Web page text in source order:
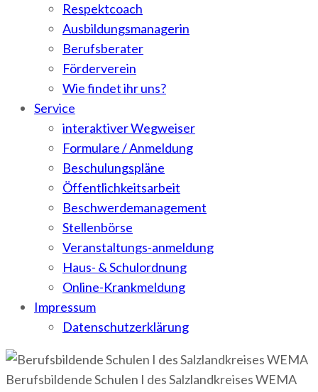
Respektcoach
Ausbildungsmanagerin
Berufsberater
Förderverein
Wie findet ihr uns?
Service
interaktiver Wegweiser
Formulare / Anmeldung
Beschulungspläne
Öffentlichkeitsarbeit
Beschwerdemanagement
Stellenbörse
Veranstaltungs-anmeldung
Haus- & Schulordnung
Online-Krankmeldung
Impressum
Datenschutzerklärung
Berufsbildende Schulen I des Salzlandkreises WEMA